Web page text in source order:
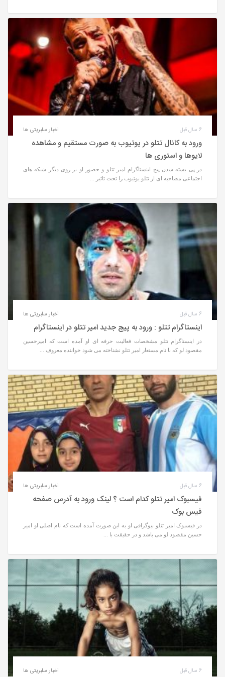
اخبار سلبریتی ها 6 سال قبل
ورود به کانال تتلو در یوتیوب به صورت مستقیم و مشاهده
لایوها و استوری ها
در پی بسته شدن پیج اینستاگرام امیر تتلو و حضور او بر روی دیگر شبکه های
اجتماعی مصاحبه ای از تتلو یوتیوب را تحت تاثیر ...
اخبار سلبریتی ها 6 سال قبل
اینستاگرام تتلو : ورود به پیج جدید امیر تتلو در اینستاگرام
در اینستاگرام تتلو مشخصات فعالیت حرفه‌ ای او آمده است که امیرحسین
مقصود لو که با نام مستعار امیر تتلو نشناخته می شود خواننده معروف ...
اخبار سلبریتی ها 6 سال قبل
فیسبوک امیر تتلو کدام است ؟ لینک ورود به آدرس صفحه
فیس بوک
در فیسبوک امیر تتلو بیوگرافی او به این صورت آمده است که نام اصلی او امیر
حسین مقصود لو می باشد و در حقیقت با ...
اخبار سلبریتی ها 6 سال قبل